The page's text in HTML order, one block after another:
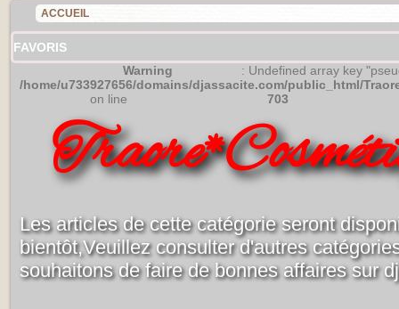
ACCUEIL
FAVORIS
Warning
: Undefined array key
/home/u733927656/domains/djassacite.com/public_html/
on line
703
Les articles de cette catégorie seront
bientôt,Veuillez consulter d'autres
souhaitons de faire de bonnes affaires sur